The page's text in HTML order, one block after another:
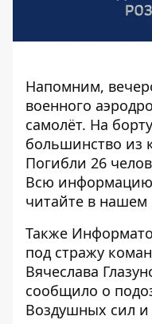
Напомним,
военного
самолёт. На
большинство из
Погибли 26
Всю
читайте в нашем
Также
под стражу
Вячеслава
сообщило о
Воздушных сил и